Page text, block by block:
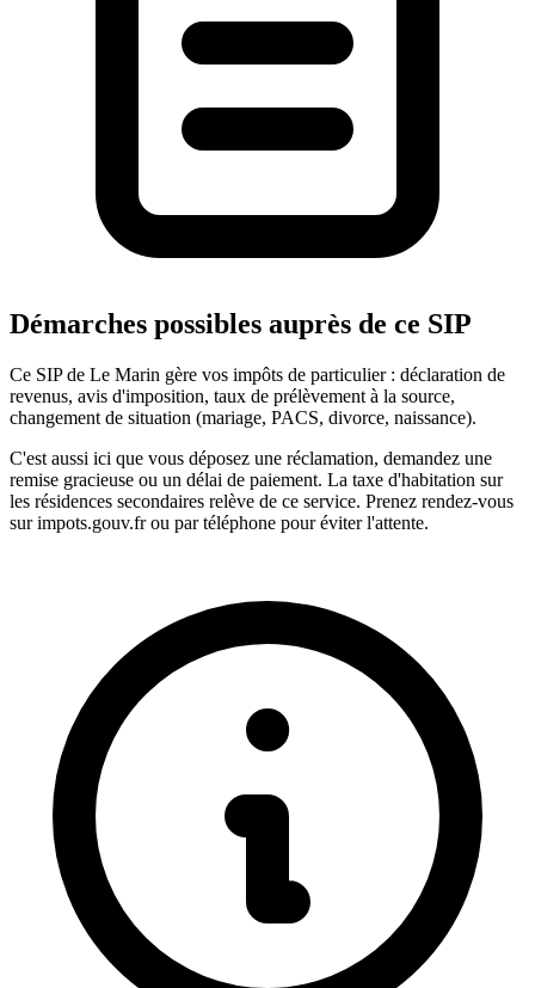
Démarches possibles auprès de ce SIP
Ce SIP de Le Marin gère vos impôts de particulier : déclaration de
revenus, avis d'imposition, taux de prélèvement à la source,
changement de situation (mariage, PACS, divorce, naissance).
C'est aussi ici que vous déposez une réclamation, demandez une
remise gracieuse ou un délai de paiement. La taxe d'habitation sur
les résidences secondaires relève de ce service. Prenez rendez-vous
sur impots.gouv.fr ou par téléphone pour éviter l'attente.